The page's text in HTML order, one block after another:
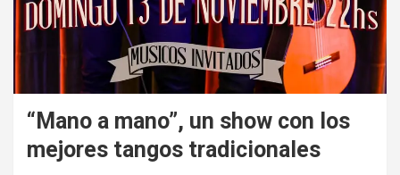
“Mano a mano”, un show con los
mejores tangos tradicionales